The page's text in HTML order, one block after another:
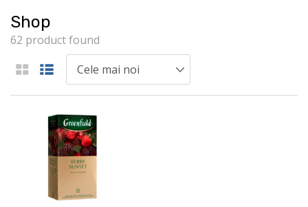
Shop
62 product found